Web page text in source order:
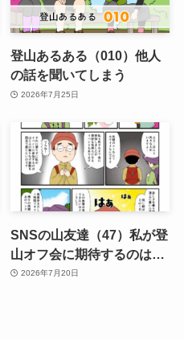
登山あるある（010）他人
の話を聞いてしまう
2026年7月25日
SNSの山友達（47）私が登
山オフ会に期待するのは…
2026年7月20日